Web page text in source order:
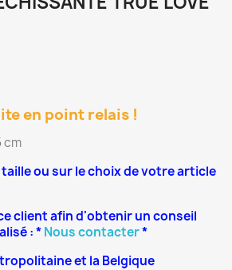
en point relais !
cm
ou sur le choix de votre article
client afin d'obtenir un conseil
: *Nous contacter*
et la Belgique